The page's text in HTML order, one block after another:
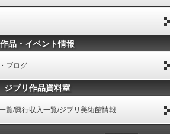
作品・イベント情報
ブログ
ジブリ作品資料室
覧/興行収入一覧/ジブリ美術館情報